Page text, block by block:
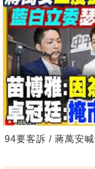
94要客訴 / 蔣萬安